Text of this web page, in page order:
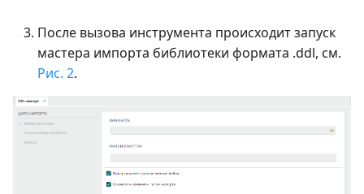
После вызова инструмента происходит запуск
мастера импорта библиотеки формата .ddl, см.
Рис. 2.